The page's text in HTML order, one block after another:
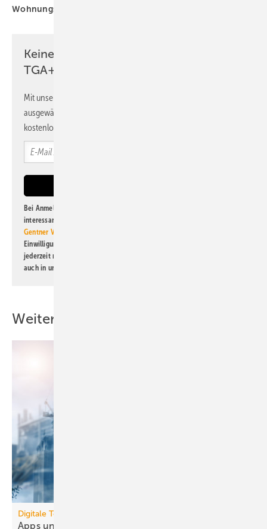
Wohnungslüftung
Keine Zeit? Kein Problem mit dem
TGA+E Newsletter!
Mit unserem Newsletter erhalten Sie regelmäßig von uns
ausgewählte Informationen und Neuigkeiten, gebündelt und
kostenlos direkt ins Postfach.
Bei Anmeldung zu diesem Newsletter bin ich damit einverstanden, über
interessante Verlags- und Online-Angebote
Gentner Verlag GmbH & Co. KG
Einwilligung kann ich jederzeit widerrufen und eine Abmeldung ist
jederzeit möglich. Informationen zum Umgang mit Daten finden Sie
auch in unserer
Weitere Inhalte
Digitale Tools
Apps und Soft­ware für die TGA- und